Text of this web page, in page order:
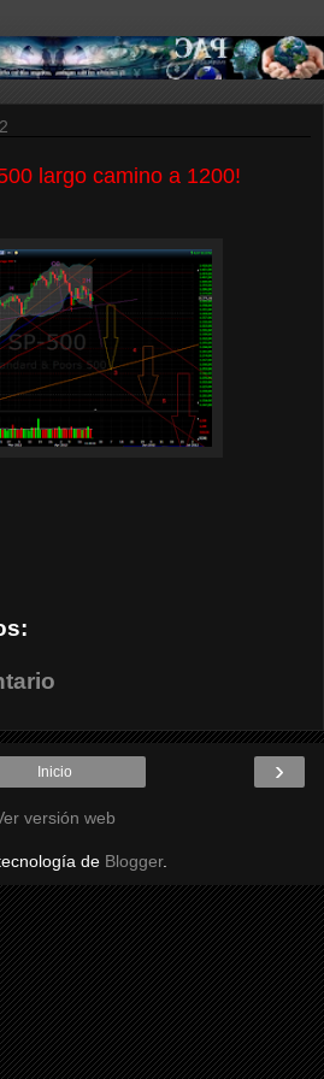
largo camino a 1200!
›
Inicio
versión web
de Blogger.